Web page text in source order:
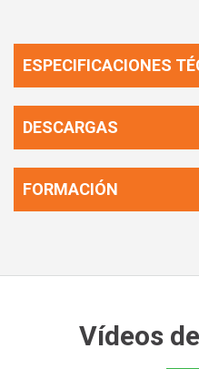
ESPECIFICACIONES
DESCARGAS
FORMACIÓN
Vídeos